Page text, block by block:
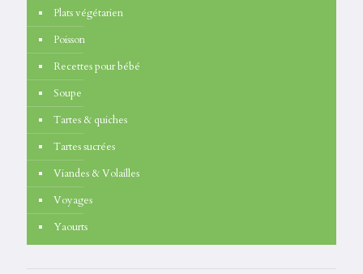
Plats végétarien
Poisson
Recettes pour bébé
Soupe
Tartes & quiches
Tartes sucrées
Viandes & Volailles
Voyages
Yaourts